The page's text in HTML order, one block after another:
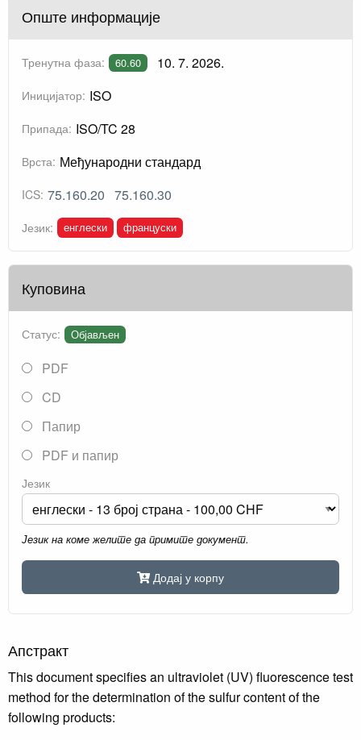
Опште информације
Тренутна фаза: 60.60 10. 7. 2026.
Иницијатор: ISO
Припада: ISO/TC 28
Врста: Међународни стандард
ICS: 75.160.20 75.160.30
Језик: енглески француски
Куповина
Статус: Објављен
PDF
CD
Папир
PDF и папир
Језик
Језик на коме желите да примите документ.
Додај у корпу
Апстракт
This document specifies an ultraviolet (UV) fluorescence test
method for the determination of the sulfur content of the
following products: